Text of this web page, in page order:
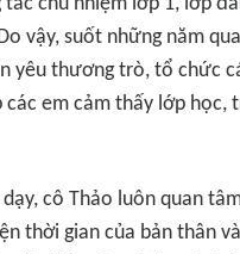
vậy, suốt những năm
yêu thương trò, tổ chức
em cảm thấy lớp học,
cô Thảo luôn quan
thời gian của bản thân